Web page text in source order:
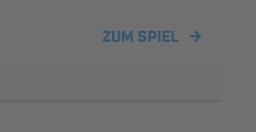
ZUM SPIEL